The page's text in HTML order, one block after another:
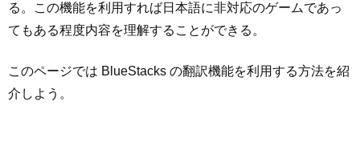
る。この機能を利用すれば日本語に非対応のゲームであっ
てもある程度内容を理解することができる。
このページでは BlueStacks の翻訳機能を利用する方法を紹
介しよう。